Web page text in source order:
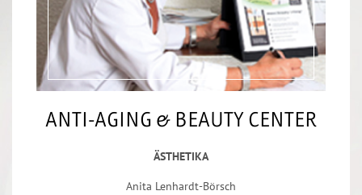
ANTI-AGING & BEAUTY CENTER
ÄSTHETIKA
Anita Lenhardt-Börsch